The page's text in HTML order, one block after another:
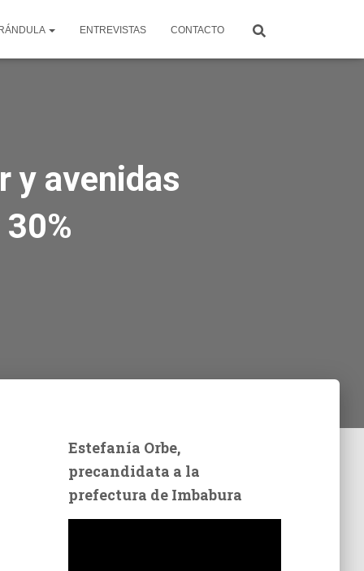
ENTREVISTAS CONTACTO
y avenidas
Estefanía Orbe,
precandidata a la
prefectura de Imbabura